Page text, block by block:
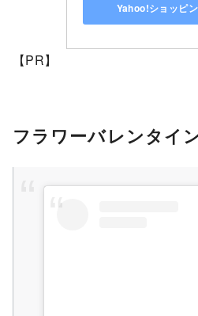
Yahoo!ショッピ
【PR】
フラワーバレンタイ